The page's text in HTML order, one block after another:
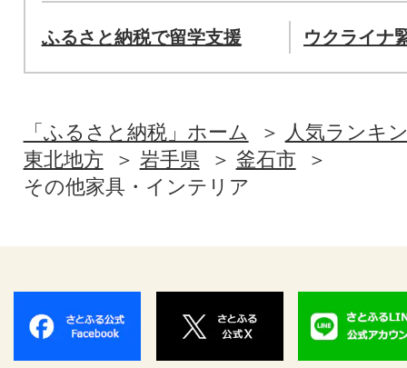
ふるさと納税で留学支援 ウクライナ
「ふるさと納税」ホーム
人気ランキ
東北地方
岩手県
釜石市
その他家具・インテリア